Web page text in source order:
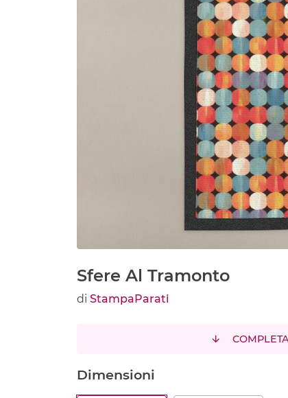
Sfere Al Tramonto
di StampaParati
Dimensioni